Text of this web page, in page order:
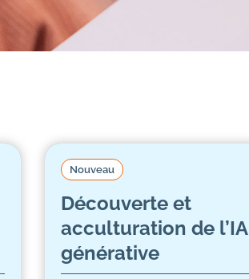
Nouveau
Découverte et
acculturation de l’IA
générative